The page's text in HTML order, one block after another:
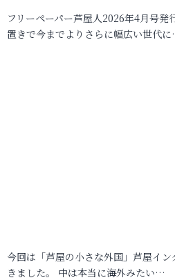
フリーペーパー芦屋人2026年4月号
置きで今までよりさらに幅広い世代
今回は「芦屋の小さな外国」芦屋イ
きました。 中は本当に海外みたい…